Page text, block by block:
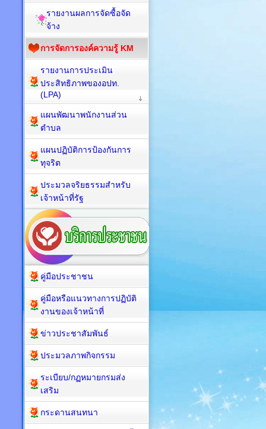
รายงานผลการจัดซื้อจัด
จ้าง
การจัดการองค์ความรู้ KM
รายงานการประเมิน
ประสิทธิภาพของอปท.
(LPA)
แผนพัฒนาพนักงานส่วน
ตำบล
แผนปฏิบัติการป้องกันการ
ทุจริต
ประมวลจริยธรรมสำหรับ
เจ้าหน้าที่รัฐ
คู่มือประชาชน
คู่มือหรือแนวทางการปฏิบัติ
งานของเจ้าหน้าที่
ข่าวประชาสัมพันธ์
ประมวลภาพกิจกรรม
ระเบียบ/กฏหมายกรมส่ง
เสริม
กระดานสนทนา